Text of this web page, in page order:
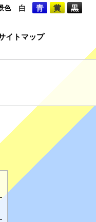
色 白 青 黄 黒
イトマップ